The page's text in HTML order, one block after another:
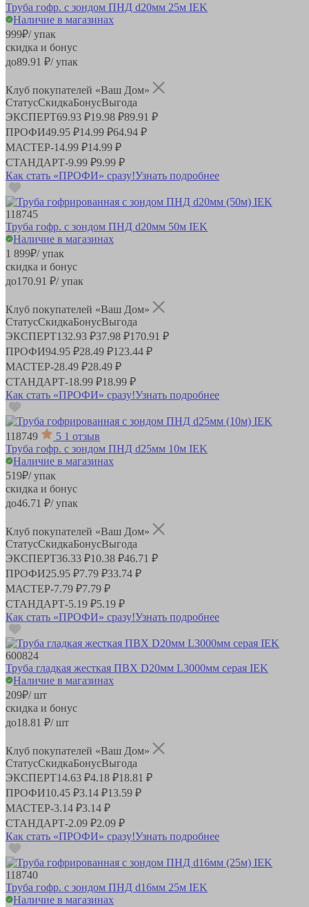
Труба гофр. с зондом ПНД d20мм 25м IEK
Наличие в магазинах
999₽/ упак
скидка и бонус
до89.91 ₽/ упак
Клуб покупателей «Ваш Дом»
СтатусСкидкаБонусВыгода
ЭКСПЕРТ69.93 ₽19.98 ₽89.91 ₽
ПРОФИ49.95 ₽14.99 ₽64.94 ₽
МАСТЕР-14.99 ₽14.99 ₽
СТАНДАРТ-9.99 ₽9.99 ₽
Как стать «ПРОФИ» сразу!Узнать подробнее
118745
Труба гофр. с зондом ПНД d20мм 50м IEK
Наличие в магазинах
1 899₽/ упак
скидка и бонус
до170.91 ₽/ упак
Клуб покупателей «Ваш Дом»
СтатусСкидкаБонусВыгода
ЭКСПЕРТ132.93 ₽37.98 ₽170.91 ₽
ПРОФИ94.95 ₽28.49 ₽123.44 ₽
МАСТЕР-28.49 ₽28.49 ₽
СТАНДАРТ-18.99 ₽18.99 ₽
Как стать «ПРОФИ» сразу!Узнать подробнее
118749 5 1 отзыв
Труба гофр. с зондом ПНД d25мм 10м IEK
Наличие в магазинах
519₽/ упак
скидка и бонус
до46.71 ₽/ упак
Клуб покупателей «Ваш Дом»
СтатусСкидкаБонусВыгода
ЭКСПЕРТ36.33 ₽10.38 ₽46.71 ₽
ПРОФИ25.95 ₽7.79 ₽33.74 ₽
МАСТЕР-7.79 ₽7.79 ₽
СТАНДАРТ-5.19 ₽5.19 ₽
Как стать «ПРОФИ» сразу!Узнать подробнее
600824
Труба гладкая жесткая ПВХ D20мм L3000мм серая IEK
Наличие в магазинах
209₽/ шт
скидка и бонус
до18.81 ₽/ шт
Клуб покупателей «Ваш Дом»
СтатусСкидкаБонусВыгода
ЭКСПЕРТ14.63 ₽4.18 ₽18.81 ₽
ПРОФИ10.45 ₽3.14 ₽13.59 ₽
МАСТЕР-3.14 ₽3.14 ₽
СТАНДАРТ-2.09 ₽2.09 ₽
Как стать «ПРОФИ» сразу!Узнать подробнее
118740
Труба гофр. с зондом ПНД d16мм 25м IEK
Наличие в магазинах